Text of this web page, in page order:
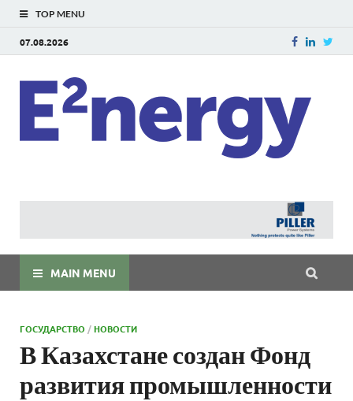
TOP MENU
07.08.2026
MAIN MENU
ГОСУДАРСТВО /НОВОСТИ
В Казахстане создан Фонд
развития промышленности